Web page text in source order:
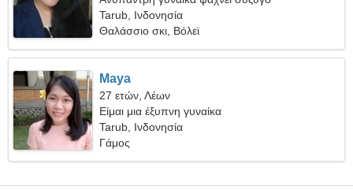
Tarub, Ινδονησία
Θαλάσσιο σκι, Βόλεϊ
Maya
27 ετών, Λέων
Είμαι μια έξυπνη γυναίκα
Tarub, Ινδονησία
Γάμος